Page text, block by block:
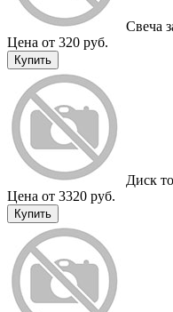
Свеча
Цена от 320 руб.
Купить
Диск
Цена от 3320 руб.
Купить